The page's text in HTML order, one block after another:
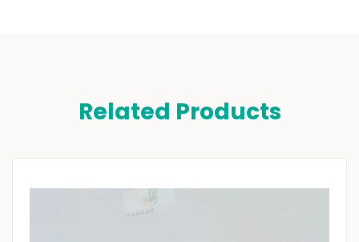
Related Products